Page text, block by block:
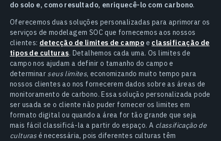
do solo e, como resultado, enriquecê-lo com carbono.
Oferecemos duas soluções personalizadas para aprimorar os
serviços de modelagem SOC que fornecemos aos nossos
clientes: detecção de limites de campo e classificação de
tipos de culturas. Detalhemos cada uma. Os limites de
campo nos ajudam a definir o tamanho do campo e
determinar seus limites, economizando muito tempo para
nossos clientes ao nos fornecerem dados sobre as áreas de
monitoramento de carbono. Essa solução personalizada pode
ser usada se o cliente não puder fornecer os limites em
formato digital ou quando a área for tão grande que seja
mais fácil classificá-la a partir do espaço. A classificação de
culturasé necessária, pois diferentes culturas têm